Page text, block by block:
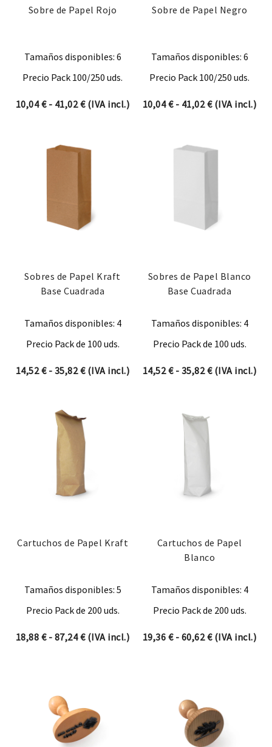
Sobre de Papel Rojo
Tamaños disponibles: 6
Precio Pack 100/250 uds.
10,04€ - 41,02€Rango de precios: desde 10,04 € hasta
(IVA incl.)
Sobre de Papel Negro
Tamaños disponibles: 6
Precio Pack 100/250 uds.
10,04€ - 41,02€Rango de
(IVA incl.)
Sobres de Papel Kraft
Base Cuadrada
Tamaños disponibles: 4
Precio Pack de 100 uds.
14,52€ - 35,82€Rango de precios: desde 14,52 € hasta
(IVA incl.)
Sobres de Papel Blanco
Base Cuadrada
Tamaños disponibles: 4
Precio Pack de 100 uds.
14,52€ - 35,82€Rango de
(IVA incl.)
Cartuchos de Papel Kraft
Tamaños disponibles: 5
Precio Pack de 200 uds.
18,88 € - 87,24€Rango de precios: desde 18,88 € hasta
(IVA incl.)
Cartuchos de Papel
Blanco
Tamaños disponibles: 4
Precio Pack de 200 uds.
19,36 € - 60,62€Rango de
(IVA incl.)